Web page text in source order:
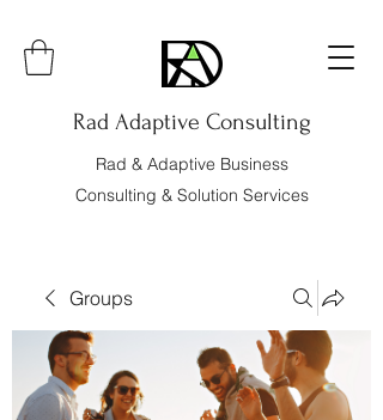
Rad Adaptive Consulting
Rad & Adaptive Business
Consulting & Solution Services
Groups